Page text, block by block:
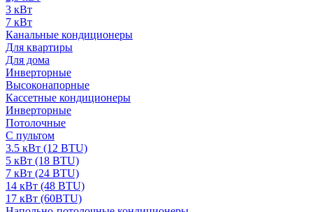
3 кВт
7 кВт
Канальные кондиционеры
Для квартиры
Для дома
Инверторные
Высоконапорные
Кассетные кондиционеры
Инверторные
Потолочные
С пультом
3.5 кВт (12 BTU)
5 кВт (18 BTU)
7 кВт (24 BTU)
14 кВт (48 BTU)
17 кВт (60BTU)